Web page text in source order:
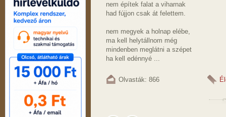
nem építek falat a viharnak
had fújjon csak át felettem.
nem megyek a holnap elébe,
ma kell helytállnom még
mindenben meglátni a szépet
ha kell edénnyé ...
Olvasták: 866